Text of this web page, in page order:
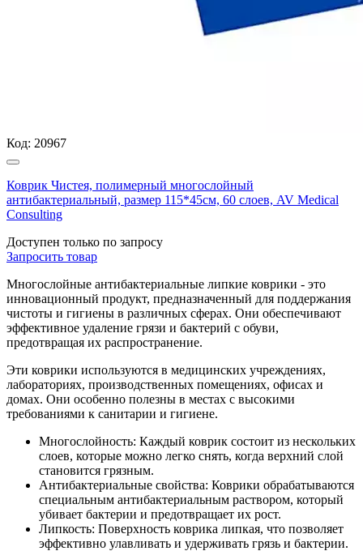
Код: 20967
Коврик Чистея, полимерный многослойный
антибактериальный, размер 115*45см, 60 слоев, AV Medical
Consulting
Доступен только по запросу
Запросить товар
Многослойные антибактериальные липкие коврики - это
инновационный продукт, предназначенный для поддержания
чистоты и гигиены в различных сферах. Они обеспечивают
эффективное удаление грязи и бактерий с обуви,
предотвращая их распространение.
Эти коврики используются в медицинских учреждениях,
лабораториях, производственных помещениях, офисах и
домах. Они особенно полезны в местах с высокими
требованиями к санитарии и гигиене.
Многослойность: Каждый коврик состоит из нескольких
слоев, которые можно легко снять, когда верхний слой
становится грязным.
Антибактериальные свойства: Коврики обрабатываются
специальным антибактериальным раствором, который
убивает бактерии и предотвращает их рост.
Липкость: Поверхность коврика липкая, что позволяет
эффективно улавливать и удерживать грязь и бактерии.